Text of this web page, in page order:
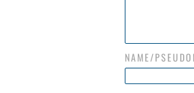
NAME/